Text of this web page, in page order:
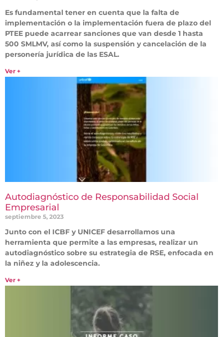
Es fundamental tener en cuenta que la falta de
implementación o la implementación fuera de plazo del
PTEE puede acarrear sanciones que van desde 1 hasta
500 SMLMV, así como la suspensión y cancelación de la
personería jurídica de las ESAL.
Ver +
Autodiagnóstico de Responsabilidad Social
Empresarial
septiembre 5, 2023
Junto con el ICBF y UNICEF desarrollamos una
herramienta que permite a las empresas, realizar un
autodiagnóstico sobre su estrategia de RSE, enfocada en
la niñez y la adolescencia.
Ver +